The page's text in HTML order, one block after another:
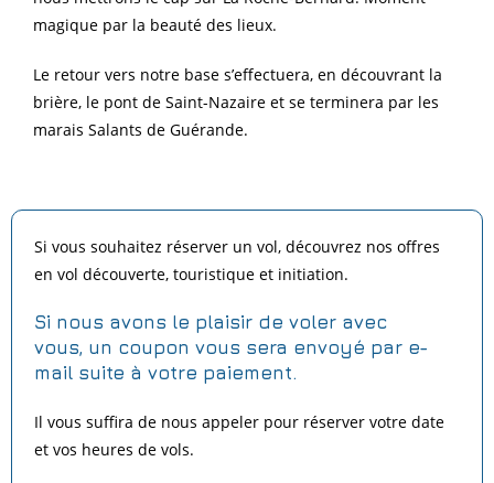
magique par la beauté des lieux.
Le retour vers notre base s’effectuera, en découvrant la
brière, le pont de Saint-Nazaire et se terminera par les
marais Salants de Guérande.
Si vous souhaitez réserver un vol, découvrez nos offres
en vol découverte, touristique et initiation.
Si nous avons le plaisir de voler avec
vous, un coupon vous sera envoyé par e-
mail suite à votre paiement.
Il vous suffira de nous appeler pour réserver votre date
et vos heures de vols.